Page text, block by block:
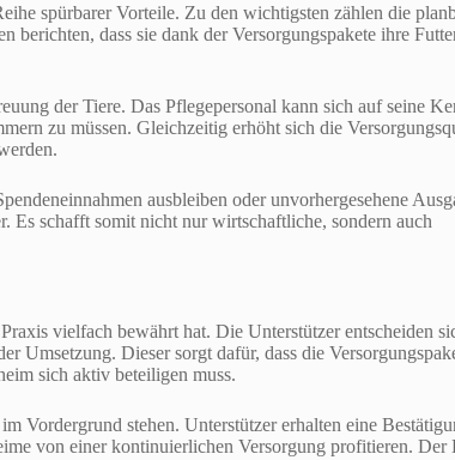
spürbarer Vorteile. Zu den wichtigsten zählen die
dass sie dank der Versorgungspakete ihre
der Tiere. Das Pflegepersonal kann sich auf seine
zu müssen. Gleichzeitig erhöht sich die
ausbleiben oder unvorhergesehene
Es schafft somit nicht nur wirtschaftliche, sondern auch
vielfach bewährt hat. Die Unterstützer entscheiden
Umsetzung. Dieser sorgt dafür, dass die
sich aktiv beteiligen muss.
Vordergrund stehen. Unterstützer erhalten eine
von einer kontinuierlichen Versorgung profitieren. Der